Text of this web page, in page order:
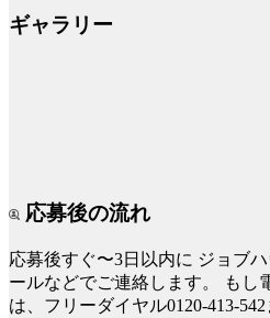
ギャラリー
応募後の流れ
応募後すぐ〜3日以内に ジョブ
ールなどでご連絡します。
もし
は、フリーダイヤル0120-413-